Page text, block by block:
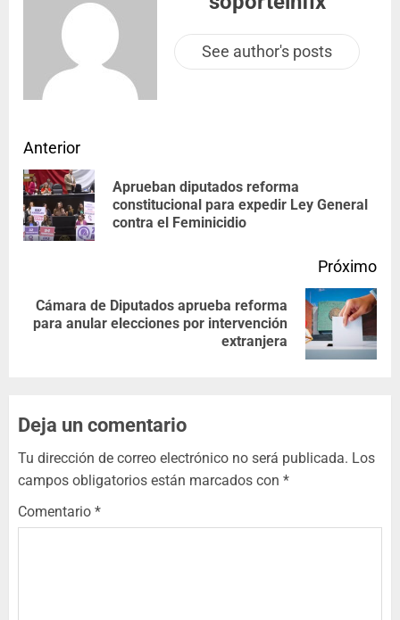
See author's posts
Anterior
Aprueban diputados reforma
constitucional para expedir Ley General
contra el Feminicidio
Próximo
Cámara de Diputados aprueba reforma
para anular elecciones por intervención
extranjera
Deja un comentario
Tu dirección de correo electrónico no será publicada. Los
campos obligatorios están marcados con *
Comentario *